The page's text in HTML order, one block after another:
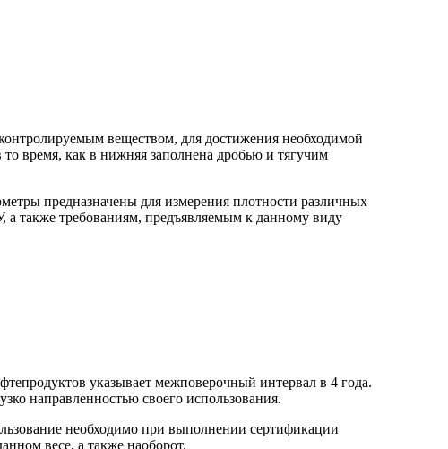
веществом, для достижения необходимой
время, как в нижняя заполнена дробью и тягучим
предназначены для измерения плотности различных
также требованиям, предъявляемым к данному виду
указывает межповерочный интервал в 4 года.
направленностью своего использования.
необходимо при выполнении сертификации
весе, а также наоборот.